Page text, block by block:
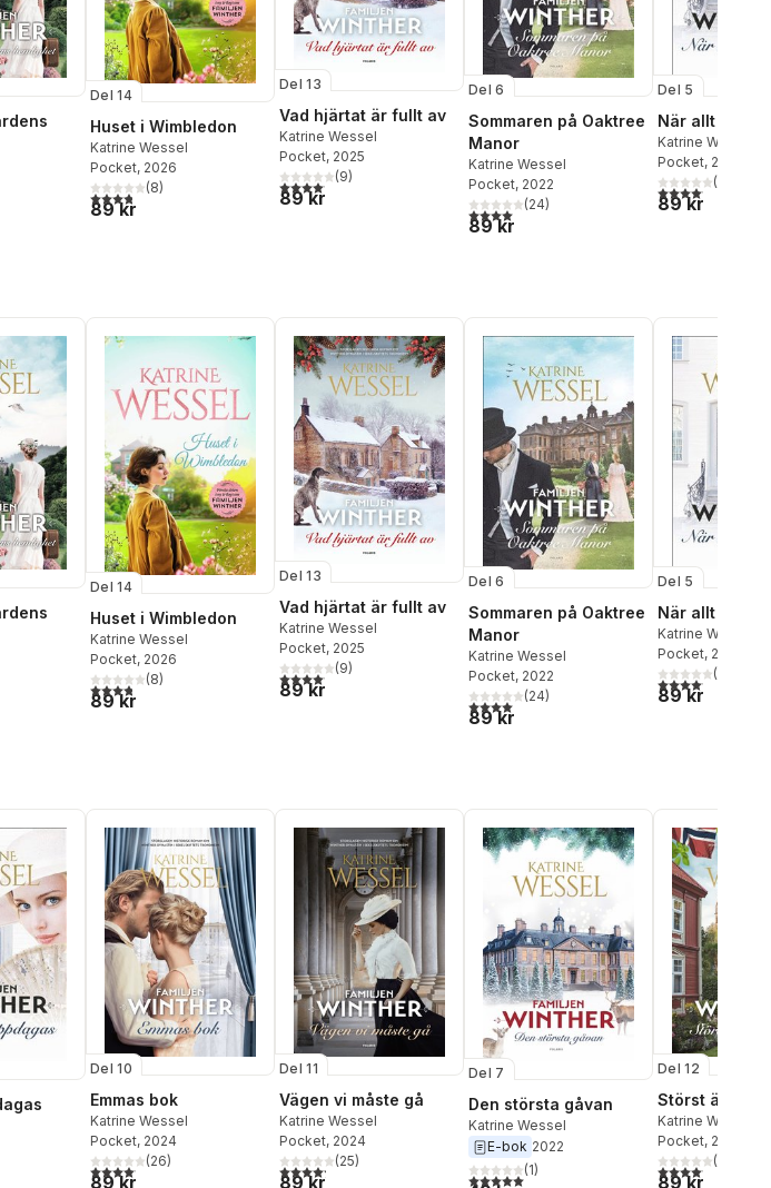
Totalt antal röster:
Del 14
Huset i Wimbledon
Katrine Wessel
Pocket, 2026
3,8utav 5 stjärnor. Totalt antal röster:
(8)
89 kr
Del 13
Vad hjärtat är fullt av
Katrine Wessel
Pocket, 2025
4,1utav 5 stjärnor. Totalt antal röster:
(9)
89 kr
Del 6
Sommaren på Oaktree
Manor
Katrine Wessel
Pocket, 2022
4,0utav 5 stjärnor. Totalt antal röster:
(24)
89 kr
Del 5
När allt
Katrine Wessel
Pocket, 2022
4,1utav 5(
89 kr
Totalt antal röster:
Del 14
Huset i Wimbledon
Katrine Wessel
Pocket, 2026
3,8utav 5 stjärnor. Totalt antal röster:
(8)
89 kr
Del 13
Vad hjärtat är fullt av
Katrine Wessel
Pocket, 2025
4,1utav 5 stjärnor. Totalt antal röster:
(9)
89 kr
Del 6
Sommaren på Oaktree
Manor
Katrine Wessel
Pocket, 2022
4,0utav 5 stjärnor. Totalt antal röster:
(24)
89 kr
Del 5
När allt
Katrine Wessel
Pocket, 2022
4,1utav 5(
89 kr
Totalt antal röster:
Del 10
Emmas bok
Katrine Wessel
Pocket, 2024
4,1utav 5 stjärnor. Totalt antal röster:
(26)
89 kr
Del 11
Vägen vi måste gå
Katrine Wessel
Pocket, 2024
4,2utav 5 stjärnor. Totalt antal röster:
(25)
89 kr
Del 7
Den största gåvan
Katrine Wessel
E-bok 2022
5,0utav 5 stjärnor. Totalt antal röster:
(1)
Del 12
Störst är
Katrine Wessel
Pocket, 2024
4,1utav 5(
89 kr